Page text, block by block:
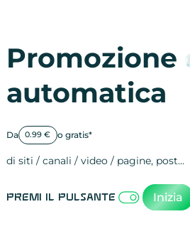
Promozione
automatica
Da 0.99 € o gratis*
di siti / canali / video / pagine, post…
Premi il pulsante Inizia